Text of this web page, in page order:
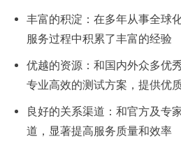
丰富的积淀：在多年从事全球
服务过程中积累了丰富的经验
优越的资源：和国内外众多优
专业高效的测试方案，提供优
良好的关系渠道：和官方及专
道，显著提高服务质量和效率